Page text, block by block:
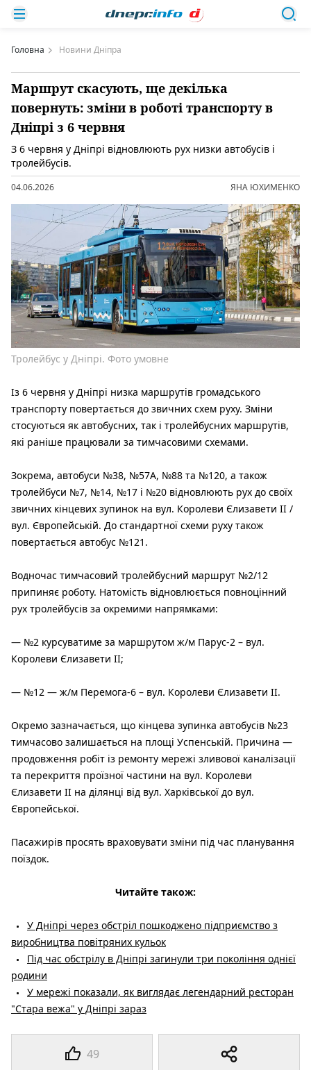
Головна Новини Дніпра
Маршрут скасують, ще декілька
повернуть: зміни в роботі транспорту в
Дніпрі з 6 червня
З 6 червня у Дніпрі відновлюють рух низки автобусів і
тролейбусів.
04.06.2026 ЯНА ЮХИМЕНКО
49
Тролейбус у Дніпрі. Фото умовне
Із 6 червня у Дніпрі низка маршрутів громадського
транспорту повертається до звичних схем руху. Зміни
стосуються як автобусних, так і тролейбусних маршрутів,
які раніше працювали за тимчасовими схемами.
Зокрема, автобуси №38, №57А, №88 та №120, а також
тролейбуси №7, №14, №17 і №20 відновлюють рух до своїх
звичних кінцевих зупинок на вул. Королеви Єлизавети II /
вул. Європейській. До стандартної схеми руху також
повертається автобус №121.
Водночас тимчасовий тролейбусний маршрут №2/12
припиняє роботу. Натомість відновлюється повноцінний
рух тролейбусів за окремими напрямками:
— №2 курсуватиме за маршрутом ж/м Парус-2 – вул.
Королеви Єлизавети II;
— №12 — ж/м Перемога-6 – вул. Королеви Єлизавети II.
Окремо зазначається, що кінцева зупинка автобусів №23
тимчасово залишається на площі Успенській. Причина —
продовження робіт із ремонту мережі зливової каналізації
та перекриття проїзної частини на вул. Королеви
Єлизавети II на ділянці від вул. Харківської до вул.
Європейської.
Пасажирів просять враховувати зміни під час планування
поїздок.
Читайте також:
У Дніпрі через обстріл пошкоджено підприємство з
виробництва повітряних кульок
Під час обстрілу в Дніпрі загинули три покоління однієї
родини
У мережі показали, як виглядає легендарний ресторан
"Стара вежа" у Дніпрі зараз